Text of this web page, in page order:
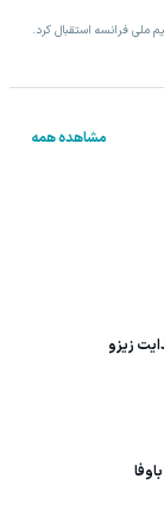
ملی فرانسه استقبال کرد.
مشاهده همه
زیزو